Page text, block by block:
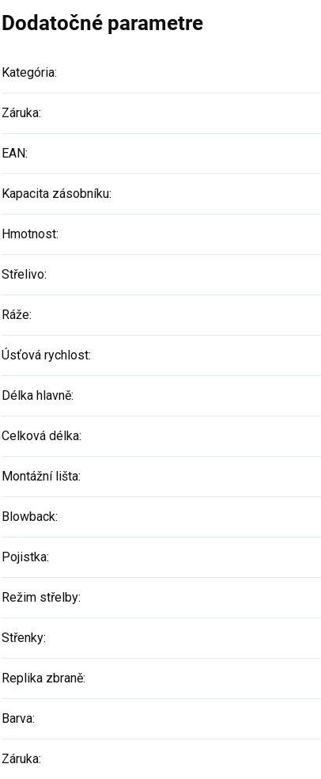
Dodatočné parametre
Kategória:
Záruka:
EAN:
Kapacita zásobníku:
Hmotnost:
Střelivo:
Ráže:
Úsťová rychlost:
Délka hlavně:
Celková délka:
Montážní lišta:
Blowback:
Pojistka:
Režim střelby:
Střenky:
Replika zbraně:
Barva:
Záruka: